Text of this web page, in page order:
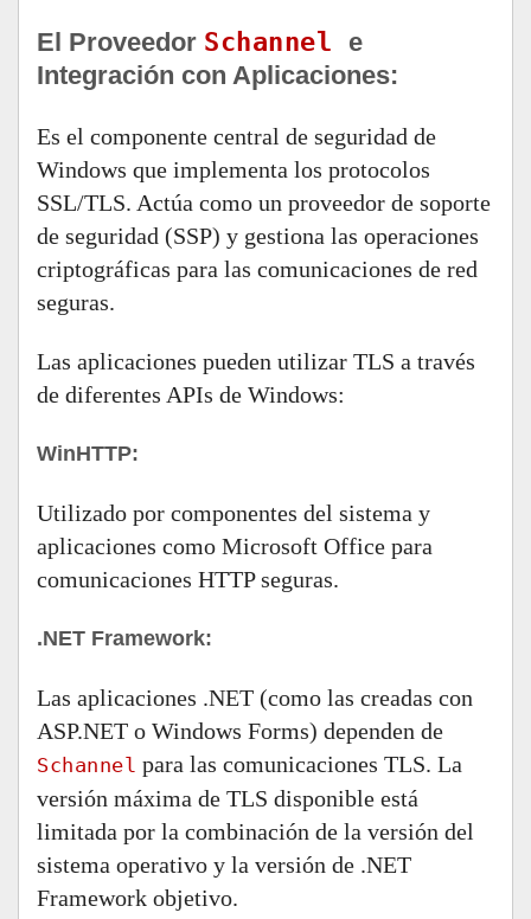
El Proveedor Schannel e
Integración con Aplicaciones:
Es el componente central de seguridad de
Windows que implementa los protocolos
SSL/TLS. Actúa como un proveedor de soporte
de seguridad (SSP) y gestiona las operaciones
criptográficas para las comunicaciones de red
seguras.
Las aplicaciones pueden utilizar TLS a través
de diferentes APIs de Windows:
WinHTTP:
Utilizado por componentes del sistema y
aplicaciones como Microsoft Office para
comunicaciones HTTP seguras.
.NET Framework:
Las aplicaciones .NET (como las creadas con
ASP.NET o Windows Forms) dependen de
Schannel para las comunicaciones TLS. La
versión máxima de TLS disponible está
limitada por la combinación de la versión del
sistema operativo y la versión de .NET
Framework objetivo.